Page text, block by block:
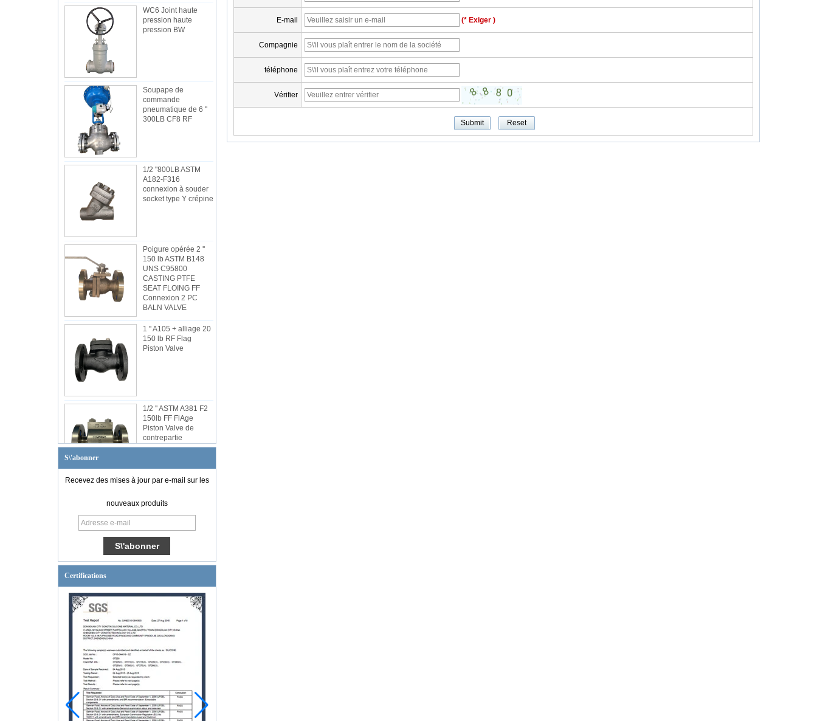
WC6 Joint haute
pression haute
pression BW
Soupape de
commande
pneumatique de 6 ''
300LB CF8 RF
1/2 "800LB ASTM
A182-F316
connexion à souder
socket type Y crépine
Poigure opérée 2 ''
150 lb ASTM B148
UNS C95800
CASTING PTFE
SEAT FLOING FF
Connexion 2 PC
BALN VALVE
1 '' A105 + alliage 20
150 lb RF Flag
Piston Valve
1/2 '' ASTM A381 F2
150lb FF FlAge
Piston Valve de
contrepartie
S\'abonner
Recevez des mises à jour par e-mail sur les
nouveaux produits
Certifications
Introduction au diagramme PID
Connaissance de l'industrie des vannes
E-mail (* Exiger )
Compagnie
téléphone
Vérifier